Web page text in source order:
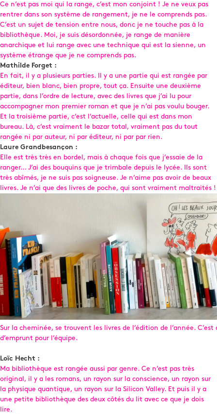
Ce n’est pas moi qui la range, c’est mon conjoint ! Je ne veux pas
rentrer dans son système de rangement, je ne le comprends pas.
C’est un sujet de tension entre nous, donc je ne touche pas à la
bibliothèque. Moi, je suis désordonnée, je range de manière
anarchique et lui range avec une technique qui est la sienne, un
système étrange que je ne comprends pas.
Mathilde Forget :
En fait, il y a plusieurs parties. Il y a une partie qui est rangée par
éditeur, bien blanc, bien propre, tout ça. Ensuite une deuxième
partie, dans l’ordre de lecture, avec des livres que j’ai lu pour
accompagner mon premier roman et que je n’ai pas voulu bouger.
Et la troisième partie, c’est l’actuelle, celle qui est dans mon
bureau. Là, c’est vraiment le bazar total, vraiment pas du tout
rangée ni par auteur, ni par éditeur, ni par par rien.
Laure Grandbesançon :
Elle est très très en bordel, mais à chaque fois que j’essaie de la
ranger… J’ai des bouquins que je trimbale depuis le lycée. Ils sont
très abîmés, je ne suis pas soigneuse. Je n’aime pas avoir de beaux
livres. Je n’ai que des livres de poche, qui sont vraiment maltraités !
Sur la cheminée, se trouvent les livres de l’édition de l’année.
d’emprunt pour l’équipe.
Loïc Hecht :
Ma bibliothèque est rangée aussi par genre. Ce n’est pas très
original, il y a les romans, un rayon sur la conscience, un rayon sur
la physique quantique, un rayon sur la Silicon Valley. Et puis il y a
une petite bibliothèque des deux côtés du lit avec ce que je dois
lire.